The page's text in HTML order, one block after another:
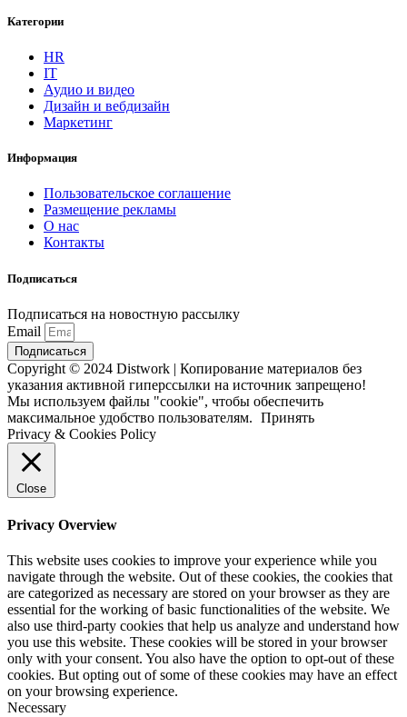
Категории
HR
IT
Аудио и видео
Дизайн и вебдизайн
Маркетинг
Информация
Пользовательское соглашение
Размещение рекламы
О нас
Контакты
Подписаться
Подписаться на новостную рассылку
Email
Подписаться
Copyright © 2024 Distwork | Копирование материалов без
указания активной гиперссылки на источник запрещено!
Мы используем файлы "cookie", чтобы обеспечить
максимальное удобство пользователям. Принять
Privacy & Cookies Policy
Close
Privacy Overview
This website uses cookies to improve your experience while you
navigate through the website. Out of these cookies, the cookies that
are categorized as necessary are stored on your browser as they are
essential for the working of basic functionalities of the website. We
also use third-party cookies that help us analyze and understand how
you use this website. These cookies will be stored in your browser
only with your consent. You also have the option to opt-out of these
cookies. But opting out of some of these cookies may have an effect
on your browsing experience.
Necessary